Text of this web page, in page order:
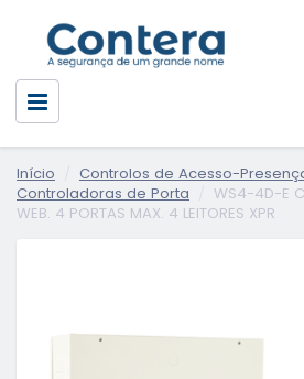
Início Controlos de Acesso-
Controladoras de Porta
WS4-4D-E
WEB. 4 PORTAS MAX. 4 LEITORES XPR